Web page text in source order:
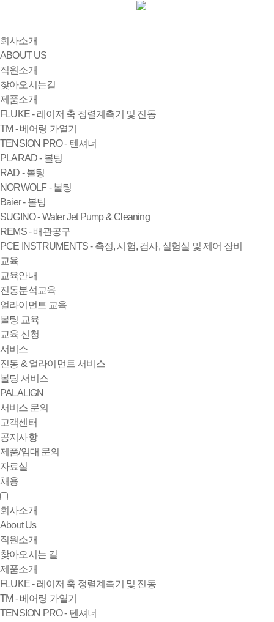
회사소개
ABOUT US
직원소개
찾아오시는길
제품소개
FLUKE - 레이저 축 정렬계측기 및 진동
TM - 베어링 가열기
TENSION PRO - 텐셔너
PLARAD - 볼팅
RAD - 볼팅
NORWOLF - 볼팅
Baier - 볼팅
SUGINO - Water Jet Pump & Cleaning
REMS - 배관공구
PCE INSTRUMENTS - 측정, 시험, 검사, 실험실 및 제어 장비
교육
교육안내
진동분석교육
얼라이먼트 교육
볼팅 교육
교육 신청
서비스
진동 & 얼라이먼트 서비스
볼팅 서비스
PALALIGN
서비스 문의
고객센터
공지사항
제품/임대 문의
자료실
채용
회사소개
About Us
직원소개
찾아오시는 길
제품소개
FLUKE - 레이저 축 정렬계측기 및 진동
TM - 베어링 가열기
TENSION PRO - 텐셔너